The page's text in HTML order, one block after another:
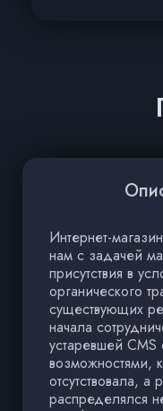
Интернет-
нам с задачей
присутствия в
органического
существующих
начала
устаревшей
возможностями,
отсутствовала,
распределялся